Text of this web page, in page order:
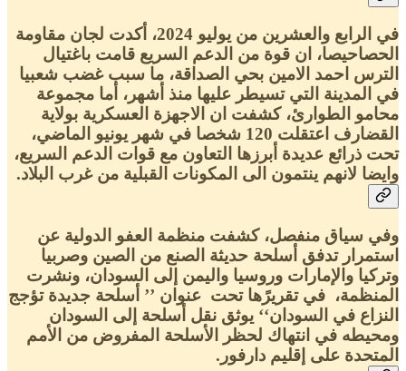
في الرابع والعشرين من يوليو 2024، أكدت لجان مقاومة
الحصاحيصا، ان قوة من الدعم السريع قامت باغتيال
الترس احمد الامين بحي الصداقة، ما سبب غضب شعبيا
في المدينة التي تسيطر عليها منذ أشهر، أما مجموعة
محامو الطوارئ، كشفت ان الاجهزة العسكرية بولاية
القضارف اعتقلت 120 شخصا في شهر يونيو الماضي،
تحت ذرائع عديدة أبرزها التعاون مع قوات الدعم السريع،
وايضا لانهم ينتمون الى المكونات القبلية من غرب البلاد.
وفي سياق منفصل، كشفت منظمة العفو الدولية عن
استمرار تدفق أسلحة حديثة الصنع من الصين وصربيا
وتركيا والإمارات وروسيا واليمن إلى السودان، ونشرت
المنظمة، في تقريرًها تحت عنوان ’’ أسلحة جديدة تؤجج
النزاع في السودان‘‘ يوثق نقل أسلحة إلى السودان
ومحيطه في انتهاك لحظر الأسلحة المفروض من الأمم
المتحدة على إقليم دارفور.